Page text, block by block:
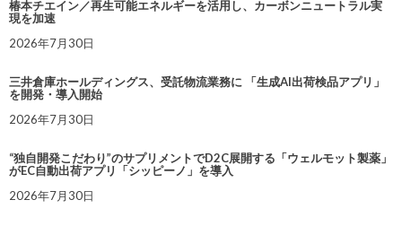
椿本チエイン／再生可能エネルギーを活用し、カーボンニュートラル実
現を加速
2026年7月30日
三井倉庫ホールディングス、受託物流業務に 「生成AI出荷検品アプリ」
を開発・導入開始
2026年7月30日
“独自開発こだわり”のサプリメントでD2C展開する「ウェルモット製薬」
がEC自動出荷アプリ「シッピーノ」を導入
2026年7月30日